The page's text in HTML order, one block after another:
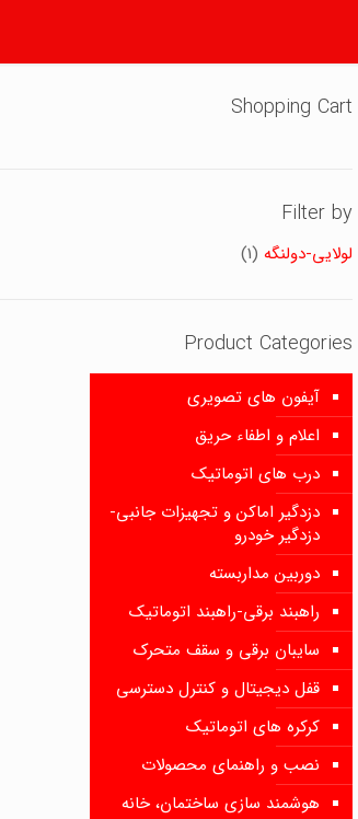
Shopping Cart
Filter by
لولایی-دولنگه (1)
Product Categories
آیفون های تصویری
اعلام و اطفاء حریق
درب های اتوماتیک
دزدگیر اماکن و تجهیزات جانبی-
دزدگیر خودرو
دوربین مداربسته
راهبند برقی-راهبند اتوماتیک
سایبان برقی و سقف متحرک
قفل دیجیتال و کنترل دسترسی
کرکره های اتوماتیک
نصب و راهنمای محصولات
هوشمند سازی ساختمان، خانه